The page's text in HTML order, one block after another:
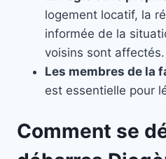
logement locatif, la
informée de la
voisins sont affectés.
Les membres de la
est essentielle pour
Comment se